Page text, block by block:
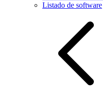
Listado de software